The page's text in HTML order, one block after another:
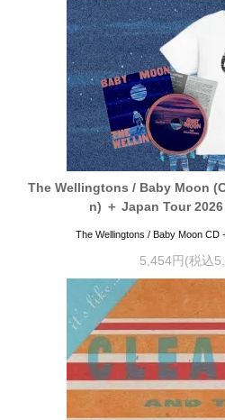
The Wellingtons / Baby Moon
n) ＋ Japan Tour 2026
The Wellingtons / Baby Moon CD
5,454円(税込